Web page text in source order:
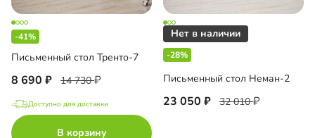
-41%
Письменный стол Тренто-7
8 690 14 730
Доступно для доставки
В корзину
-28%
Письменный стол Неман-2
23 050 32 010